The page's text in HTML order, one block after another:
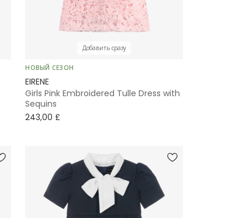
Добавить сразу
НОВЫЙ СЕЗОН
EIRENE
Girls Pink Embroidered Tulle Dress with
Sequins
243,00 £